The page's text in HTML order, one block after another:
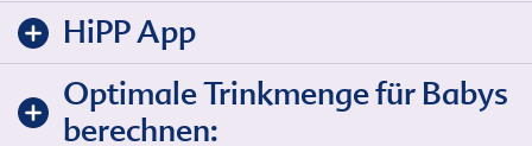
HiPP App
Optimale Trinkmenge für Babys
berechnen: